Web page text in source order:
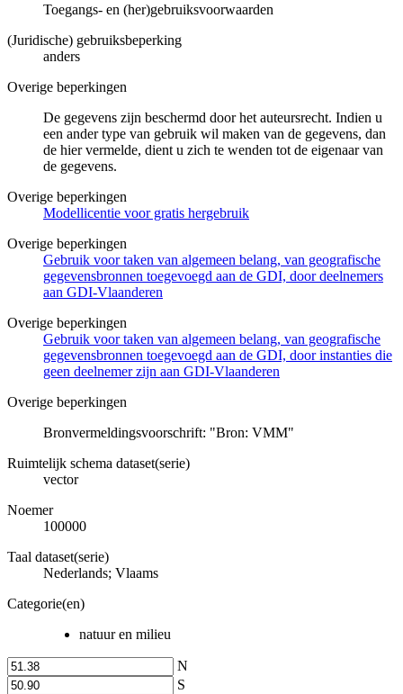
Toegangs- en (her)gebruiksvoorwaarden
(Juridische) gebruiksbeperking
anders
Overige beperkingen
De gegevens zijn beschermd door het auteursrecht. Indien u
een ander type van gebruik wil maken van de gegevens, dan
de hier vermelde, dient u zich te wenden tot de eigenaar van
de gegevens.
Overige beperkingen
Modellicentie voor gratis hergebruik
Overige beperkingen
Gebruik voor taken van algemeen belang, van geografische
gegevensbronnen toegevoegd aan de GDI, door deelnemers
aan GDI-Vlaanderen
Overige beperkingen
Gebruik voor taken van algemeen belang, van geografische
gegevensbronnen toegevoegd aan de GDI, door instanties die
geen deelnemer zijn aan GDI-Vlaanderen
Overige beperkingen
Bronvermeldingsvoorschrift: "Bron: VMM"
Ruimtelijk schema dataset(serie)
vector
Noemer
100000
Taal dataset(serie)
Nederlands; Vlaams
Categorie(en)
natuur en milieu
N
S